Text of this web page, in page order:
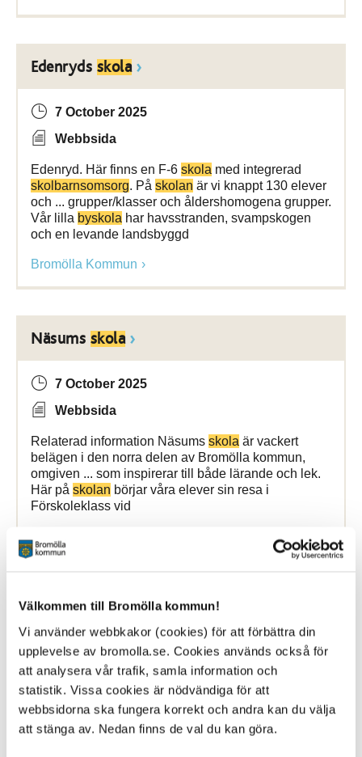
Välkommen till Bromölla kommun!
Vi använder webbkakor (cookies) för att förbättra din
upplevelse av bromolla.se. Cookies används också för
att analysera vår trafik, samla information och
statistik. Vissa cookies är nödvändiga för att
webbsidorna ska fungera korrekt och andra kan du välja
att stänga av. Nedan finns de val du kan göra.
Edenryds skola
7 October 2025
Webbsida
Edenryd. Här finns en F-6 skola med integrerad
skolbarnsomsorg. På skolan är vi knappt 130 elever
och ... grupper/klasser och åldershomogena grupper.
Vår lilla byskola har havsstranden, svampskogen
och en levande landsbyggd
Bromölla Kommun
Näsums skola
7 October 2025
Webbsida
Relaterad information Näsums skola är vackert
belägen i den norra delen av Bromölla kommun,
omgiven ... som inspirerar till både lärande och lek.
Här på skolan börjar våra elever sin resa i
Förskoleklass vid
Gualövs skola
7 October 2025
Webbsida
en liten och charmigbyskola.Skollokalernadelas av
verksamheterna förskola,skolaoch fritidshem.